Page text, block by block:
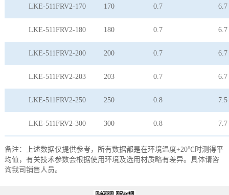
LKE-511FRV2-170 170 0.7 6.7
LKE-511FRV2-180 180 0.7 6.7
LKE-511FRV2-200 200 0.7 6.7
LKE-511FRV2-203 203 0.7 6.7
LKE-511FRV2-250 250 0.8 7.5
LKE-511FRV2-300 300 0.8 7.7
备注：上述数据仅提供参考，所有数据都是在环境温度+20℃时测得平
均值，有关技术参数会根据使用环境及选用材质略有差异。具体请咨
询我司销售人员。